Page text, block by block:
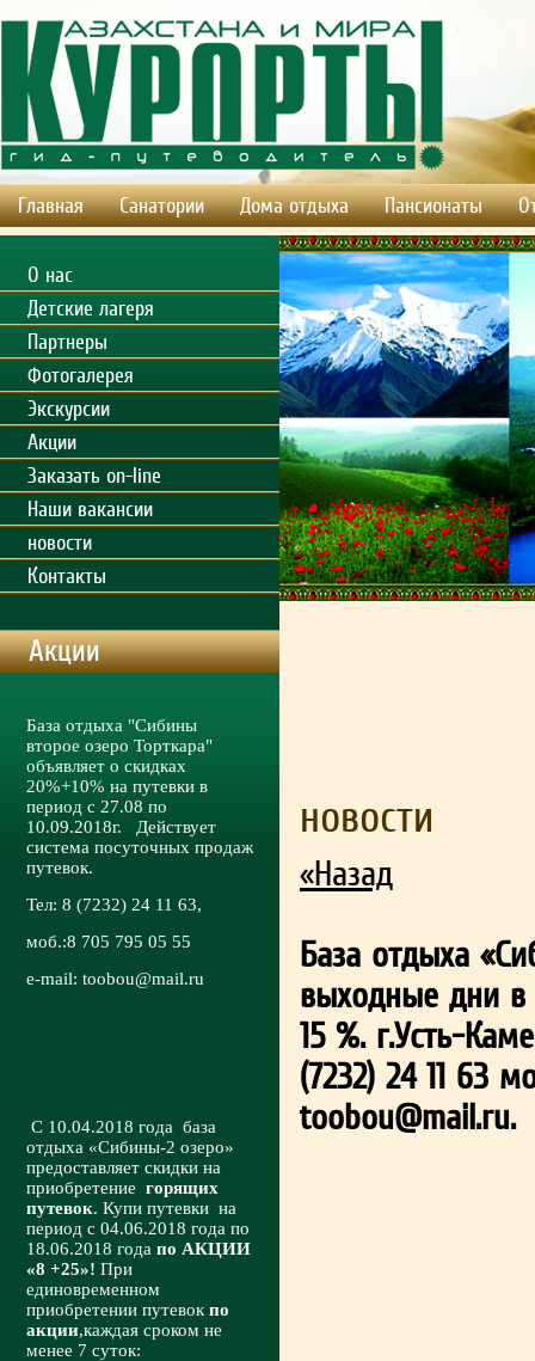
Главная Санатории Дома отдыха Пансионаты
О нас
Детские лагеря
Партнеры
Фотогалерея
Экскурсии
Акции
Заказать on-line
Наши вакансии
новости
Контакты
Акции
База отдыха "Сибины
второе озеро Торткара"
объявляет о скидках
20%+10% на путевки в
период с 27.08 по
10.09.2018г. Действует
система посуточных продаж
путевок.
Тел: 8 (7232) 24 11 63,
моб.:8 705 795 05 55
e-mail: toobou@mail.ru
С 10.04.2018 года база
отдыха «Сибины-2 озеро»
предоставляет скидки на
приобретение горящих
путевок. Купи путевки на
период с 04.06.2018 года по
18.06.2018 года по АКЦИИ
«8 +25»! При
единовременном
приобретении путевок по
акции,каждая сроком не
менее 7 суток:
новости
«Назад
База отдыха
выходные дни в
15 %. г.Усть-
(7232) 24 11 63
toobou@mail.ru.